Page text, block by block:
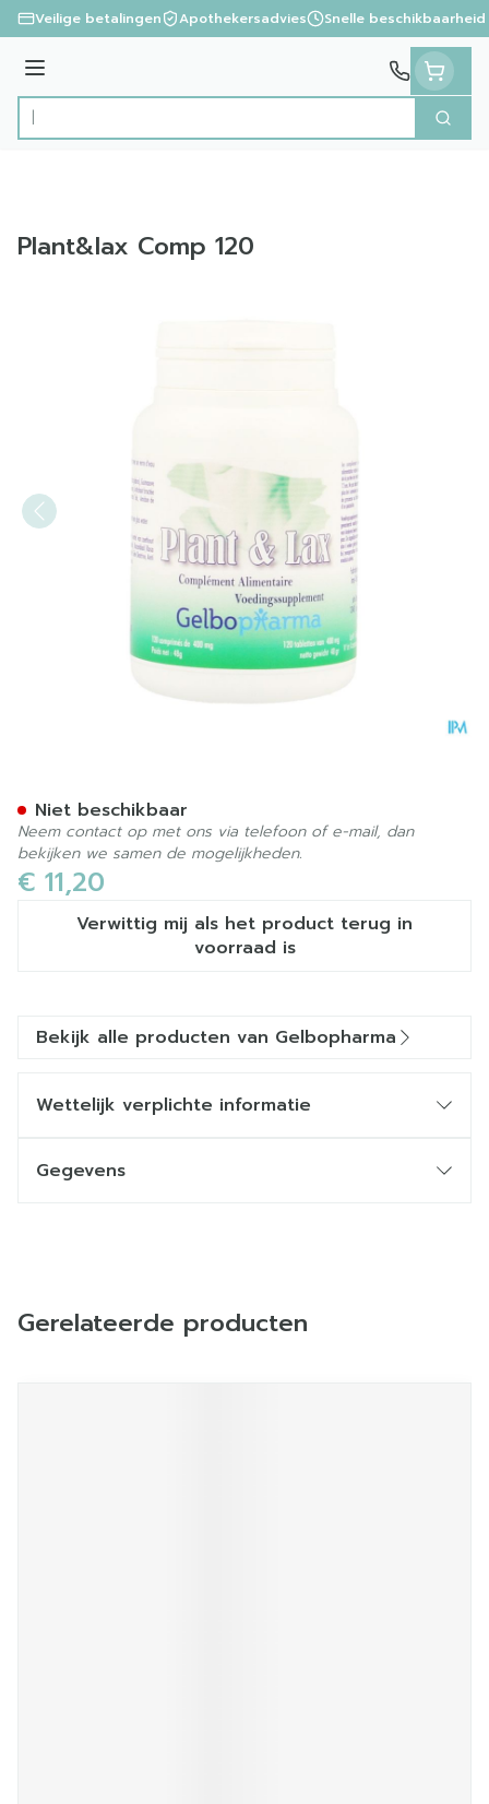
Ga naar de inhoud
Veilige betalingen Apothekersadvies Snelle beschikbaarheid
Menu
Product, merk, categorie...
Zoek
Plant&lax Comp 120
€ 11,20
Verwittig mij als het product terug in
voorraad is
Niet beschikbaar
Neem contact op met ons via telefoon of e-mail, dan
bekijken we samen de mogelijkheden.
Bekijk alle producten van Gelbopharma
Wettelijk verplichte informatie
Gegevens
Gerelateerde producten